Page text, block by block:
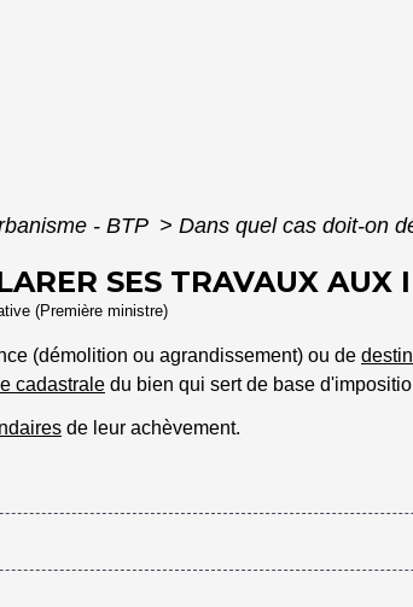
- BTP > Dans quel cas doit-on
SES TRAVAUX AUX
(Première ministre)
(démolition ou agrandissement) ou de
cadastrale du bien qui sert de base
de leur achèvement.